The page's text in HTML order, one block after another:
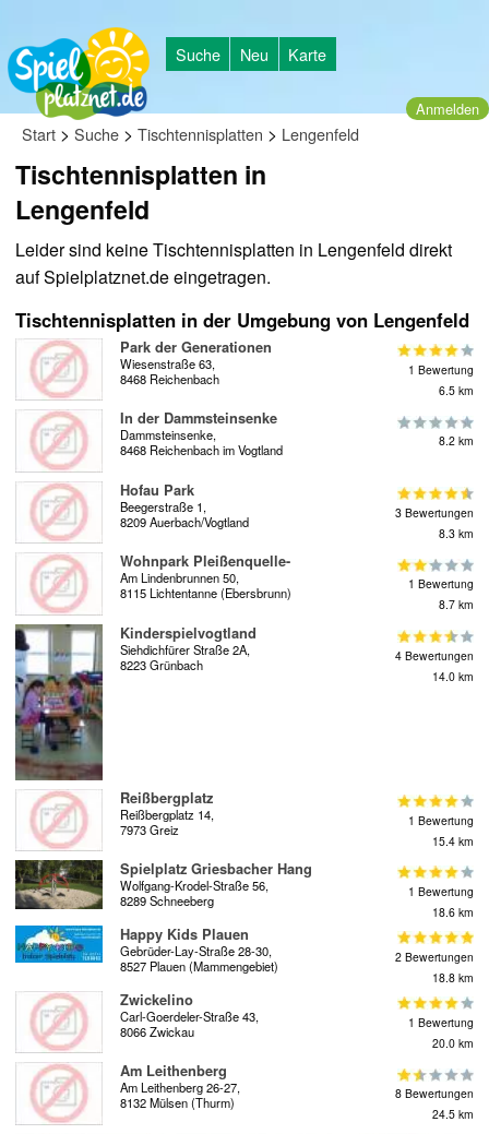
Suche Neu Karte
Anmelden
Start > Suche > Tischtennisplatten > Lengenfeld
Tischtennisplatten in
Lengenfeld
Leider sind keine Tischtennisplatten in Lengenfeld direkt
auf Spielplatznet.de eingetragen.
Tischtennisplatten in der Umgebung von Lengenfeld
Park der Generationen
Wiesenstraße 63,
8468 Reichenbach
1 Bewertung
6.5 km
In der Dammsteinsenke
Dammsteinsenke,
8468 Reichenbach im Vogtland
8.2 km
Hofau Park
Beegerstraße 1,
8209 Auerbach/Vogtland
3 Bewertungen
8.3 km
Wohnpark Pleißenquelle-
Am Lindenbrunnen 50,
8115 Lichtentanne (Ebersbrunn)
1 Bewertung
8.7 km
Kinderspielvogtland
Siehdichfürer Straße 2A,
8223 Grünbach
4 Bewertungen
14.0 km
Reißbergplatz
Reißbergplatz 14,
7973 Greiz
1 Bewertung
15.4 km
Spielplatz Griesbacher Hang
Wolfgang-Krodel-Straße 56,
8289 Schneeberg
1 Bewertung
18.6 km
Happy Kids Plauen
Gebrüder-Lay-Straße 28-30,
8527 Plauen (Mammengebiet)
2 Bewertungen
18.8 km
Zwickelino
Carl-Goerdeler-Straße 43,
8066 Zwickau
1 Bewertung
20.0 km
Am Leithenberg
Am Leithenberg 26-27,
8132 Mülsen (Thurm)
8 Bewertungen
24.5 km